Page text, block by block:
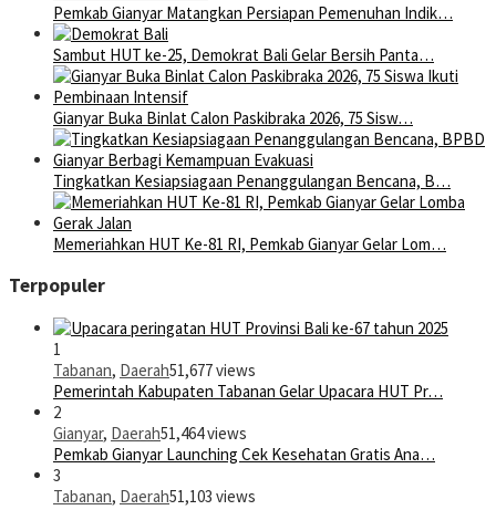
Pemkab Gianyar Matangkan Persiapan Pemenuhan Indik…
Sambut HUT ke-25, Demokrat Bali Gelar Bersih Panta…
Gianyar Buka Binlat Calon Paskibraka 2026, 75 Sisw…
Tingkatkan Kesiapsiagaan Penanggulangan Bencana, B…
Memeriahkan HUT Ke-81 RI, Pemkab Gianyar Gelar Lom…
Terpopuler
1
Tabanan, Daerah51,677 views
Pemerintah Kabupaten Tabanan Gelar Upacara HUT Pr…
2
Gianyar, Daerah51,464 views
Pemkab Gianyar Launching Cek Kesehatan Gratis Ana…
3
Tabanan, Daerah51,103 views